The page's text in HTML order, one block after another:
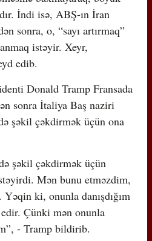
İndi isə, ABŞ-ın İran
sonra, o, “sayı artırmaq”
istəyir. Xeyr,
edib.
Donald Tramp Fransada
sonra İtaliya Baş naziri
şəkil çəkdirmək üçün ona
şəkil çəkdirmək üçün
Mən bunu etməzdim,
ki, onunla danışdığım
Çünki mən onunla
- Tramp bildirib.